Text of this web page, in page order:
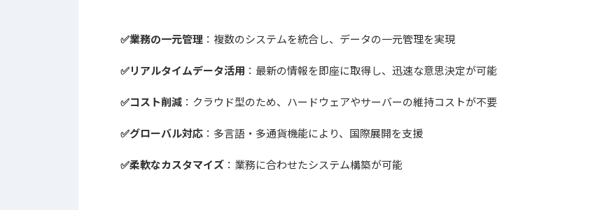
✅業務の一元管理 ：複数のシステムを統合し、データの一元管理を実現
✅リアルタイムデータ活用 ：最新の情報を即座に取得し、迅速な意思決定が可能
✅コスト削減 ：クラウド型のため、ハードウェアやサーバーの維持コストが不要
✅グローバル対応 ：多言語・多通貨機能により、国際展開を支援
✅柔軟なカスタマイズ ：業務に合わせたシステム構築が可能